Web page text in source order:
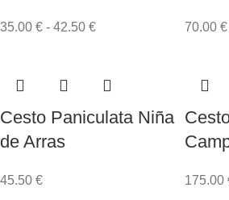
35.00 € - 42.50 € 70.00 €
Cesto Paniculata Niña
de Arras
45.50 € 175.00